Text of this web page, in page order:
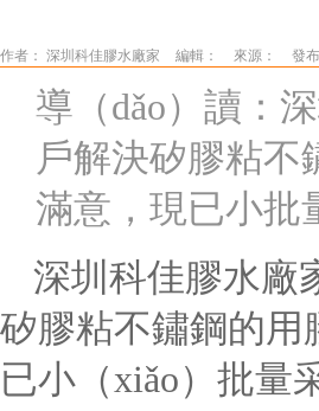
作者： 深圳科佳膠水廠家 編輯： 來源： 發
導（dǎo）讀：
戶解決矽膠粘不
滿意，現已小批
深圳科佳膠水廠
矽膠粘不鏽鋼的用
已小（xiǎo）批量